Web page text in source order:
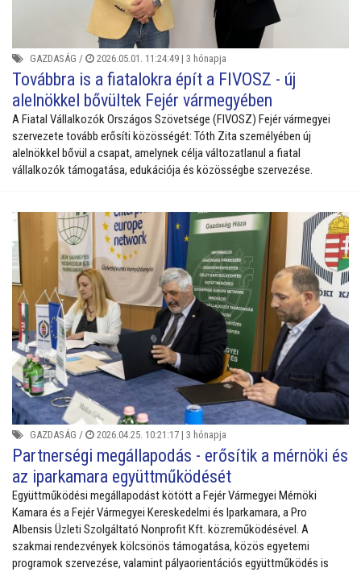
GAZDASÁG / 2026.05.01. 11:24:49 | 3 hónapja
Továbbra is a fiatalokra épít a FIVOSZ - új
alelnökkel bővültek Fejér vármegyében
A Fiatal Vállalkozók Országos Szövetsége (FIVOSZ) Fejér vármegyei
szervezete tovább erősíti közösségét: Tóth Zita személyében új
alelnökkel bővül a csapat, amelynek célja változatlanul a fiatal
vállalkozók támogatása, edukációja és közösségbe szervezése.
GAZDASÁG / 2026.04.25. 10:21:17 | 3 hónapja
Partnerségi megállapodás - erősítik a mérnöki és
az iparkamara együttműködését
Együttműködési megállapodást kötött a Fejér Vármegyei Mérnöki
Kamara és a Fejér Vármegyei Kereskedelmi és Iparkamara, a Pro
Albensis Üzleti Szolgáltató Nonprofit Kft. közreműködésével. A
szakmai rendezvények kölcsönös támogatása, közös egyetemi
programok szervezése, valamint pályaorientációs együttműködés is